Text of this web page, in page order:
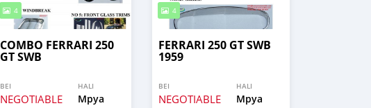
4
COMBO FERRARI 250
GT SWB
BEI
NEGOTIABLE
HALI
Mpya
4
FERRARI 250 GT SWB
1959
BEI
NEGOTIABLE
HALI
Mpya